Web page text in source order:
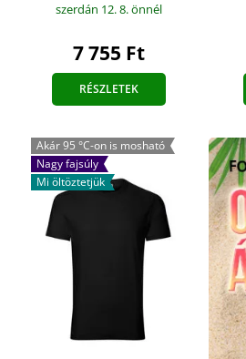
szerdán 12. 8.önnél
7 755 Ft
RÉSZLETEK
Akár 95 °C-on is mosható
Nagy fajsúly
Mi öltöztetjük